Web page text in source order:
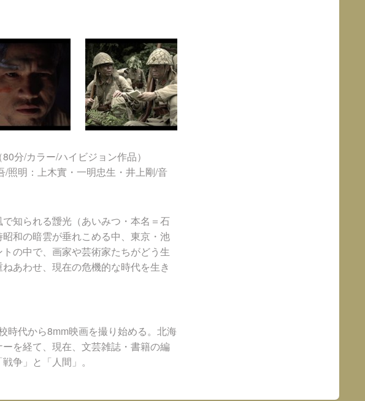
（80分/カラー/ハイビジョン作品）
照明：上木實・一明忠生・井上剛/音
知られる靉光（あいみつ・本名＝石
和の暗雲が垂れこめる中、東京・池
の中で、画家や芸術家たちがどう生
あわせ、現在の危機的な時代を生き
時代から8mm映画を撮り始める。北海
を経て、現在、文芸雑誌・書籍の編
争」と「人間」。